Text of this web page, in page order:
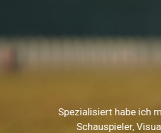
Spezialisiert habe ich
Schauspieler,